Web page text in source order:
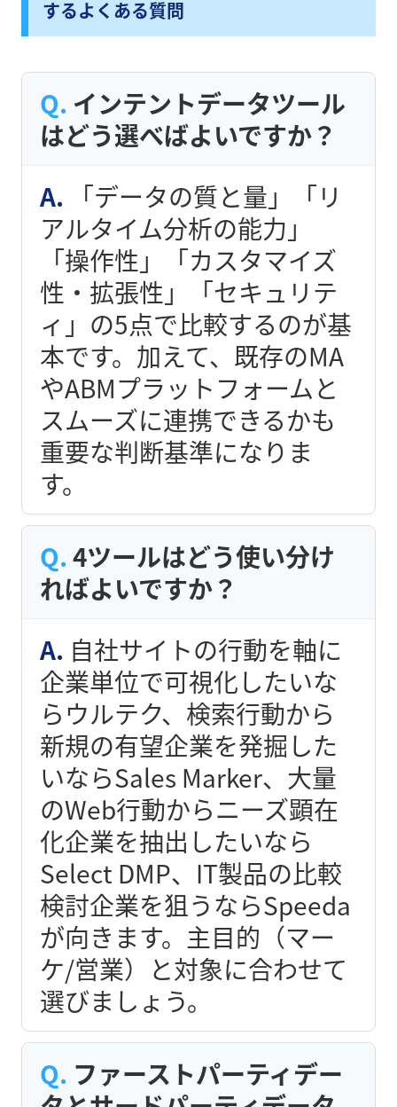
するよくある質問
インテントデータツール
はどう選べばよいですか？
「データの質と量」「リ
アルタイム分析の能力」
「操作性」「カスタマイズ
性・拡張性」「セキュリテ
ィ」の5点で比較するのが基
本です。加えて、既存のMA
やABMプラットフォームと
スムーズに連携できるかも
重要な判断基準になりま
す。
4ツールはどう使い分け
ればよいですか？
自社サイトの行動を軸に
企業単位で可視化したいな
らウルテク、検索行動から
新規の有望企業を発掘した
いならSales Marker、大量
のWeb行動からニーズ顕在
化企業を抽出したいなら
Select DMP、IT製品の比較
検討企業を狙うならSpeeda
が向きます。主目的（マー
ケ/営業）と対象に合わせて
選びましょう。
ファーストパーティデー